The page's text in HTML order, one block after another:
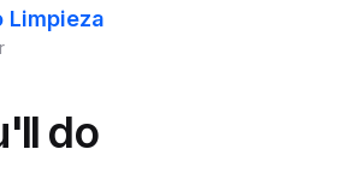
Limpieza
do